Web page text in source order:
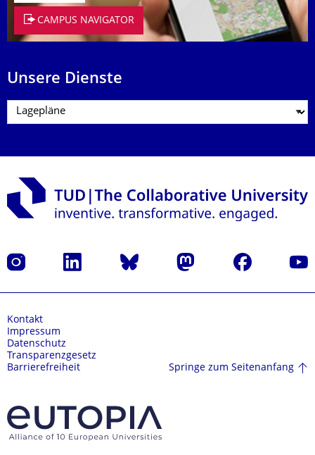
CAMPUS NAVIGATOR
Unsere Dienste
Instagram LinkedIn Bluesky Mastodon Facebook
Kontakt
Impressum
Datenschutz
Transparenzgesetz
Barrierefreiheit
Springe zum Seitenanfang